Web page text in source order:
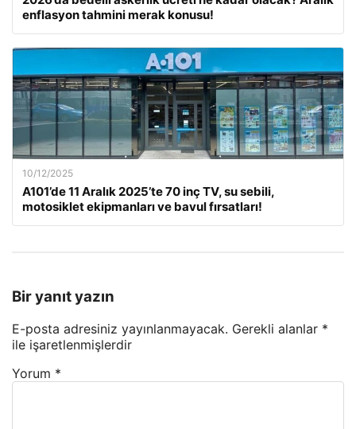
enflasyon tahmini merak konusu!
10/12/2025
A101’de 11 Aralık 2025’te 70 inç TV, su sebili,
motosiklet ekipmanları ve bavul fırsatları!
Bir yanıt yazın
E-posta adresiniz yayınlanmayacak. Gerekli alanlar *
ile işaretlenmişlerdir
Yorum *